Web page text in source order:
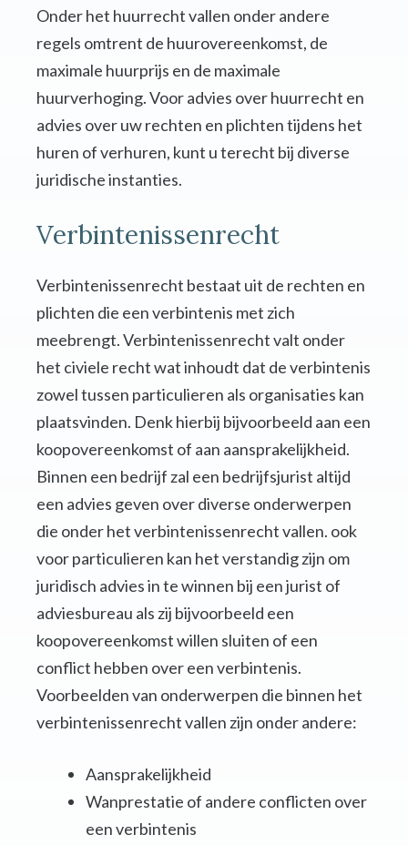
Onder het huurrecht vallen onder andere
regels omtrent de huurovereenkomst, de
maximale huurprijs en de maximale
huurverhoging. Voor advies over huurrecht en
advies over uw rechten en plichten tijdens het
huren of verhuren, kunt u terecht bij diverse
juridische instanties.
Verbintenissenrecht
Verbintenissenrecht bestaat uit de rechten en
plichten die een verbintenis met zich
meebrengt. Verbintenissenrecht valt onder
het civiele recht wat inhoudt dat de verbintenis
zowel tussen particulieren als organisaties kan
plaatsvinden. Denk hierbij bijvoorbeeld aan een
koopovereenkomst of aan aansprakelijkheid.
Binnen een bedrijf zal een bedrijfsjurist altijd
een advies geven over diverse onderwerpen
die onder het verbintenissenrecht vallen. ook
voor particulieren kan het verstandig zijn om
juridisch advies in te winnen bij een jurist of
adviesbureau als zij bijvoorbeeld een
koopovereenkomst willen sluiten of een
conflict hebben over een verbintenis.
Voorbeelden van onderwerpen die binnen het
verbintenissenrecht vallen zijn onder andere:
Aansprakelijkheid
Wanprestatie of andere conflicten over
een verbintenis